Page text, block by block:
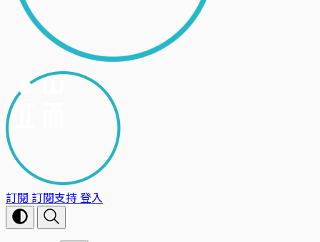
訂閱 訂閱支持登入